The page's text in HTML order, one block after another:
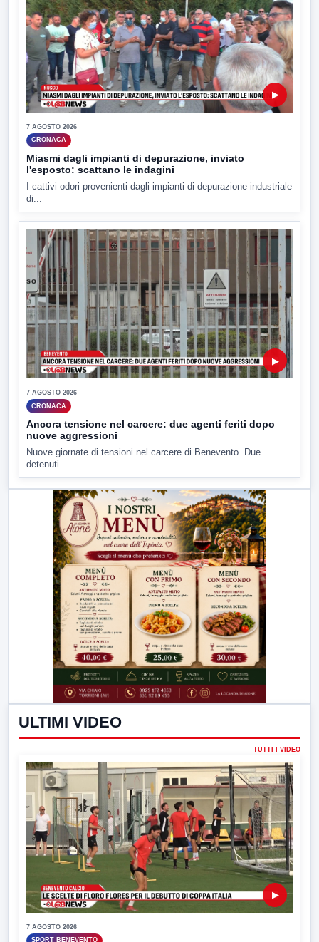
▶
7 AGOSTO 2026
CRONACA
Miasmi dagli impianti di depurazione, inviato
l'esposto: scattano le indagini
I cattivi odori provenienti dagli impianti di depurazione industriale
di...
▶
7 AGOSTO 2026
CRONACA
Ancora tensione nel carcere: due agenti feriti dopo
nuove aggressioni
Nuove giornate di tensioni nel carcere di Benevento. Due
detenuti...
ULTIMI VIDEO
TUTTI I VIDEO
▶
7 AGOSTO 2026
SPORT BENEVENTO